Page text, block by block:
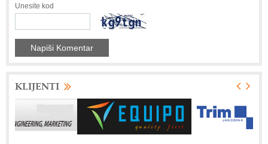
Unesite kod
KLIJENTI